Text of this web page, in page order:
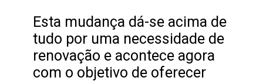
Esta mudança dá-se acima de
tudo por uma necessidade de
renovação e acontece agora
com o objetivo de oferecer